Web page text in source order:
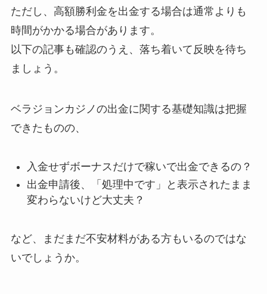
ただし、高額勝利金を出金する場合は通常よりも
時間がかかる場合があります。
以下の記事も確認のうえ、落ち着いて反映を待ち
ましょう。
ベラジョンカジノの出金に関する基礎知識は把握
できたものの、
入金せずボーナスだけで稼いで出金できるの？
出金申請後、「処理中です」と表示されたまま
変わらないけど大丈夫？
など、まだまだ不安材料がある方もいるのではな
いでしょうか。